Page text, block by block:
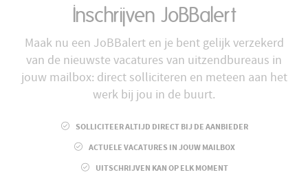
Inschrijven JoBBalert
Maak nu een JoBBalert en je bent gelijk verzekerd
van de nieuwste vacatures van uitzendbureaus in
jouw mailbox: direct solliciteren en meteen aan het
werk bij jou in de buurt.
SOLLICITEER ALTIJD DIRECT BIJ DE AANBIEDER
ACTUELE VACATURES IN JOUW MAILBOX
UITSCHRIJVEN KAN OP ELK MOMENT